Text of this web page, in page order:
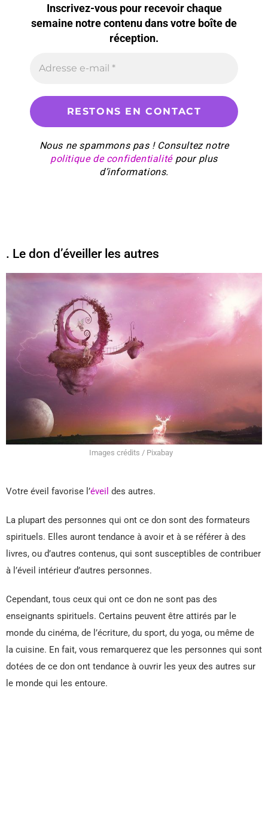
Inscrivez-vous pour recevoir chaque
semaine notre contenu dans votre boîte de
réception.
Nous ne spammons pas ! Consultez notre
politique de confidentialitépour plus
d’informations.
. Le don d’éveiller les autres
Images crédits / Pixabay
Votre éveil favorise l’éveil des autres.
La plupart des personnes qui ont ce don sont des formateurs
spirituels. Elles auront tendance à avoir et à se référer à des
livres, ou d’autres contenus, qui sont susceptibles de contribuer
à l’éveil intérieur d’autres personnes.
Cependant, tous ceux qui ont ce don ne sont pas des
enseignants spirituels. Certains peuvent être attirés par le
monde du cinéma, de l’écriture, du sport, du yoga, ou même de
la cuisine. En fait, vous remarquerez que les personnes qui sont
dotées de ce don ont tendance à ouvrir les yeux des autres sur
le monde qui les entoure.